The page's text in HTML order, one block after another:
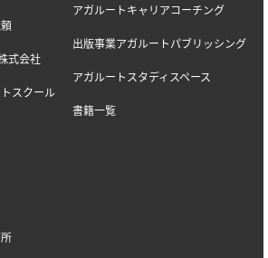
式会社
スクール
アガルートキャリアコーチング
出版事業アガルートパブリッシング
アガルートスタディスペース
書籍一覧